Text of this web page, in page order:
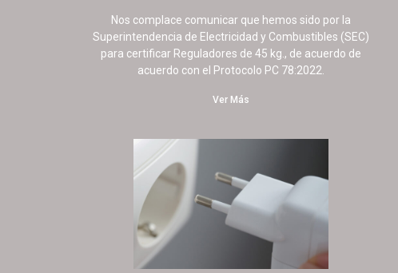
Nos complace comunicar que hemos sido por la
Superintendencia de Electricidad y Combustibles (SEC)
para certificar Reguladores de 45 kg., de acuerdo de
acuerdo con el Protocolo PC 78:2022.
Ver Más